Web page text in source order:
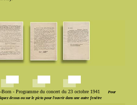
- Programme du concert du 23 octobre 1941
Pour
dessus ou sur le picto pour l'ouvrir dans une autre fenêtre